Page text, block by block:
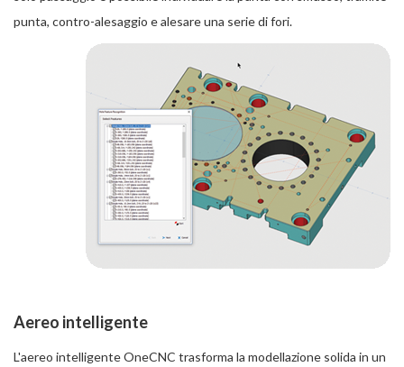
punta, contro-alesaggio e alesare una serie di fori.
Aereo intelligente
L'aereo intelligente OneCNC trasforma la modellazione solida in un